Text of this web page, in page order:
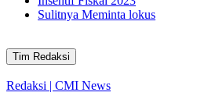
Sulitnya Meminta lokus
Tim Redaksi
Redaksi | CMI News